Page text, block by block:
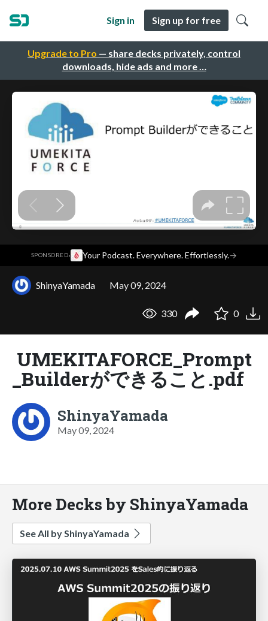
Upgrade to Pro — share decks privately, control
downloads, hide ads and more …
Sign in Sign up for free
SPONSORED· Your Podcast. Everywhere. Effortlessly.→
ShinyaYamada May 09, 2024
330 0
UMEKITAFORCE_Prompt
_Builderができること.pdf
ShinyaYamada
May 09, 2024
More Decks by ShinyaYamada
See All by ShinyaYamada